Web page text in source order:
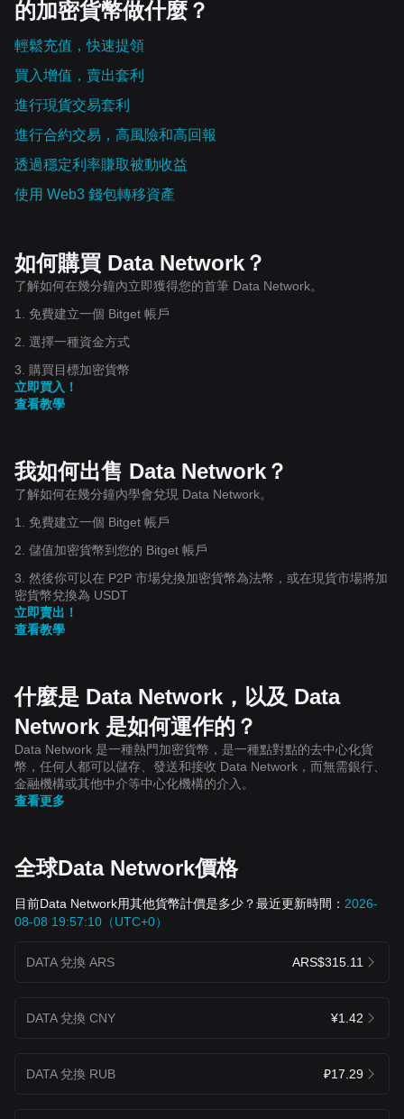
的加密貨幣做什麼？
輕鬆充值，快速提領
買入增值，賣出套利
進行現貨交易套利
進行合約交易，高風險和高回報
透過穩定利率賺取被動收益
使用 Web3 錢包轉移資產
如何購買 Data Network？
了解如何在幾分鐘內立即獲得您的首筆 Data Network。
1. 免費建立一個 Bitget 帳戶
2. 選擇一種資金方式
3. 購買目標加密貨幣
立即買入！
查看教學
我如何出售 Data Network？
了解如何在幾分鐘內學會兌現 Data Network。
1. 免費建立一個 Bitget 帳戶
2. 儲值加密貨幣到您的 Bitget 帳戶
3. 然後你可以在 P2P 市場兌換加密貨幣為法幣，或在現貨市場將加
密貨幣兌換為 USDT
立即賣出！
查看教學
什麼是 Data Network，以及 Data
Network 是如何運作的？
Data Network 是一種熱門加密貨幣，是一種點對點的去中心化貨
幣，任何人都可以儲存、發送和接收 Data Network，而無需銀行、
金融機構或其他中介等中心化機構的介入。
查看更多
全球Data Network價格
目前Data Network用其他貨幣計價是多少？最近更新時間： 2026-
08-08 19:57:10（UTC+0）
DATA 兌換 ARS ARS$315.11
DATA 兌換 CNY ¥1.42
DATA 兌換 RUB ₽17.29